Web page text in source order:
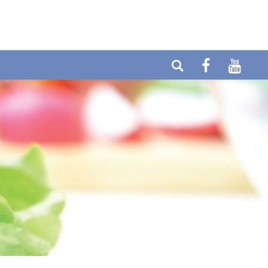
+49 (0) 6404-90458
E-mail:
info@cytolabor.de